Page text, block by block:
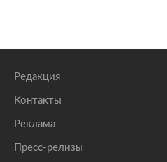
Редакция
Контакты
Реклама
Пресс-релизы